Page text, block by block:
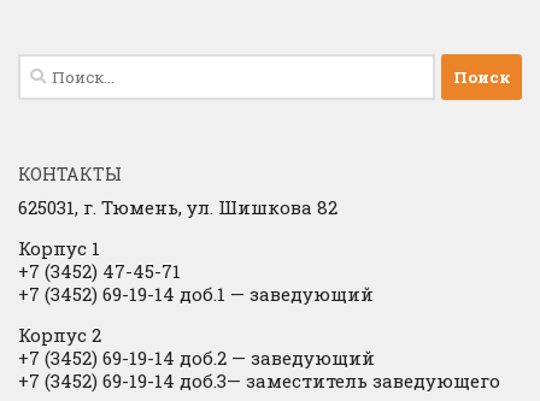
Найти:
КОНТАКТЫ
625031, г. Тюмень, ул. Шишкова 82
Корпус 1
+7 (3452) 47-45-71
+7 (3452) 69-19-14 доб.1 — заведующий
Корпус 2
+7 (3452) 69-19-14 доб.2 — заведующий
+7 (3452) 69-19-14 доб.3— заместитель заведующего